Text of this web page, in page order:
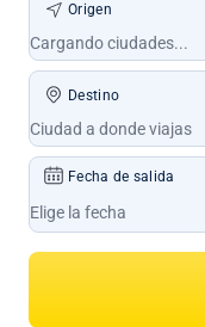
Origen
Destino
Fecha de salida